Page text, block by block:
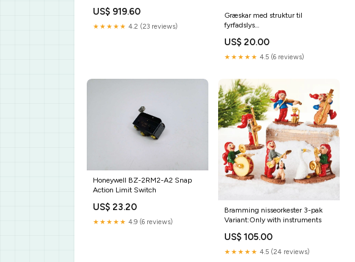
US$ 919.60
★★★★★ 4.2 (23 reviews)
Græskar med struktur til
fyrfadslys
US$ 20.00
★★★★★ 4.5 (6 reviews)
Honeywell BZ-2RM2-A2 Snap
Action Limit Switch
US$ 23.20
★★★★★ 4.9 (6 reviews)
Bramming nisseorkester 3-pak
Variant:Only with instruments
US$ 105.00
★★★★★ 4.5 (24 reviews)